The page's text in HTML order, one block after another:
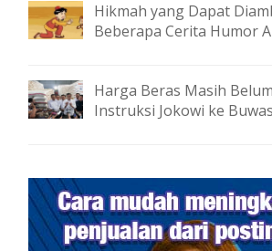
Hikmah yang Dapat
Beberapa Cerita Humor
Harga Beras Masih
Instruksi Jokowi ke Buwas